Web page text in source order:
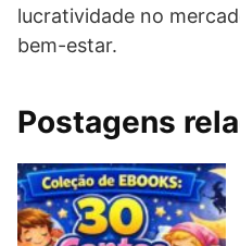
lucratividade no
bem-estar.
Postagens